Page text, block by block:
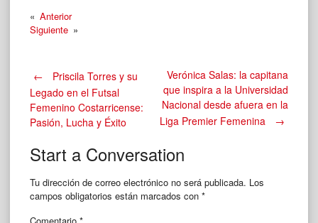
« Anterior
Siguiente »
Post
navigation
←
Priscila Torres y su
Legado en el Futsal
Femenino Costarricense:
Pasión, Lucha y Éxito
Verónica Salas: la capitana
que inspira a la Universidad
Nacional desde afuera en la
Liga Premier Femenina
→
Start a Conversation
Tu dirección de correo electrónico no será publicada. Los
campos obligatorios están marcados con *